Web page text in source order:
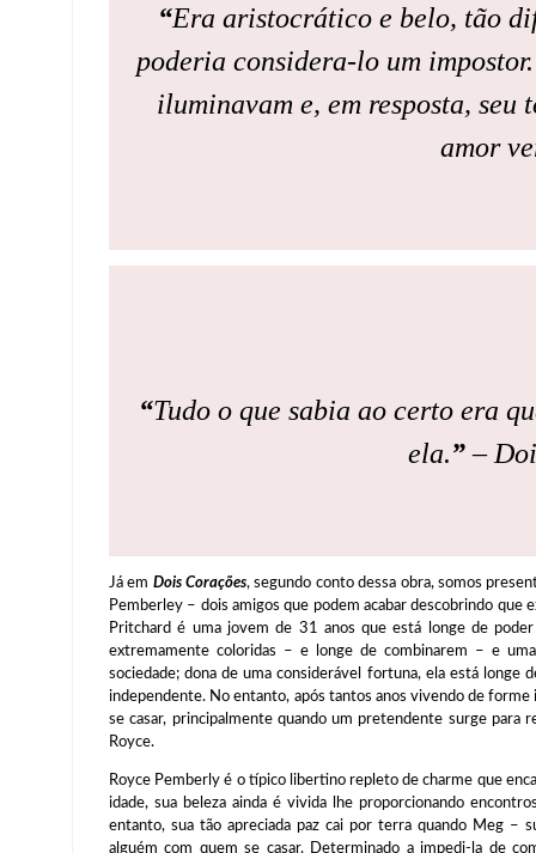
“Era aristocrático e belo, tão
poderia considera-lo um
iluminavam e, em resposta, seu
amor
“Tudo o que sabia ao certo era
ela.”–
Já em Dois Corações, segundo conto dessa obra, somos
Pemberley – dois amigos que podem acabar descobrindo que
Pritchard é uma jovem de 31 anos que está longe de
extremamente coloridas – e longe de combinarem – e
sociedade; dona de uma considerável fortuna, ela está longe
independente. No entanto, após tantos anos vivendo de
se casar, principalmente quando um pretendente surge para
Royce.
Royce Pemberly é o típico libertino repleto de charme que
idade, sua beleza ainda é vivida lhe proporcionando
entanto, sua tão apreciada paz cai por terra quando Meg –
alguém com quem se casar. Determinado a impedi-la de